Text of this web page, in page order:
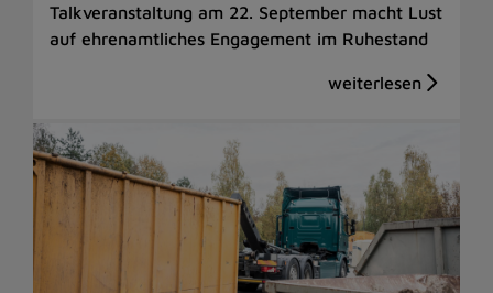
Talkveranstaltung am 22. September macht Lust
auf ehrenamtliches Engagement im Ruhestand